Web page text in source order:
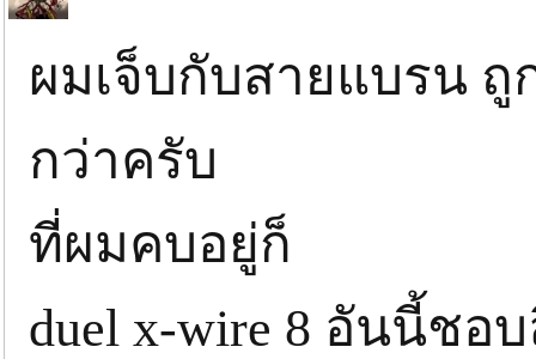
ผมเจ็บกับสายแบรน ถู
กว่าครับ
ที่ผมคบอยู่ก็
duel x-wire 8 อันนี้ช